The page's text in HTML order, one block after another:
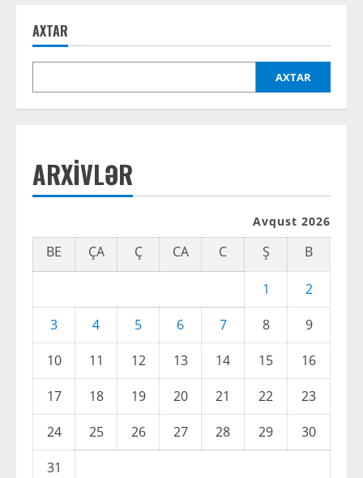
AXTAR
AXTAR
ARXIVLƏR
Avqust 2026
BE ÇA Ç CA C Ş B
1
2
3
4 5 6 7 8
9
10
11 12 13 14 15
16
17
18 19 20 21 22
23
24
25 26 27 28 29
30
31